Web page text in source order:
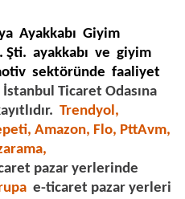
Ayakkabı Giyim
ayakkabı ve giyim
sektöründe faaliyet
İstanbul Ticaret Odasına
Trendyol,
Amazon, Flo, PttAvm,
,
pazar yerlerinde
e-ticaret pazar yerleri